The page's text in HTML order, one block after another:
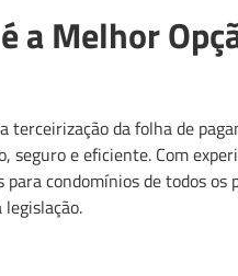
a Melhor
terceirização da folha de
seguro e eficiente. Com
para condomínios de todos